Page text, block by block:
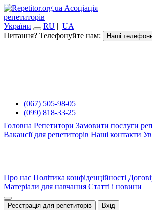
Асоціація
репетиторів
України
RU | UA
Питання? Телефонуйте нам:
Наші
(067) 505-98-05
(099) 818-33-25
Головна Репетитори Замовити послуги
Вакансії для репетиторів Наші контакти
Про нас Політика конфіденційності
Матеріали для навчання Статті і новини
Реєстрація для репетиторів Вхід